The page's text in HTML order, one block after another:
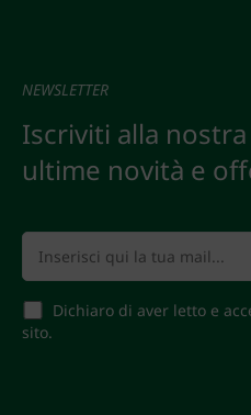
NEWSLETTER
Iscriviti alla
ultime novità e
Dichiaro di aver letto e
sito.